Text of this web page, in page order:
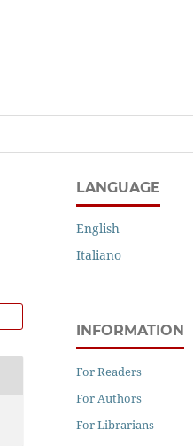
LANGUAGE
English
Italiano
INFORMATION
For Readers
For Authors
For Librarians